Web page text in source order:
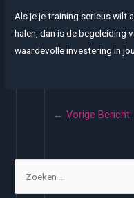
Als je je training serieus wilt
halen, dan is de begeleiding
waardevolle investering in
← Vorige Bericht